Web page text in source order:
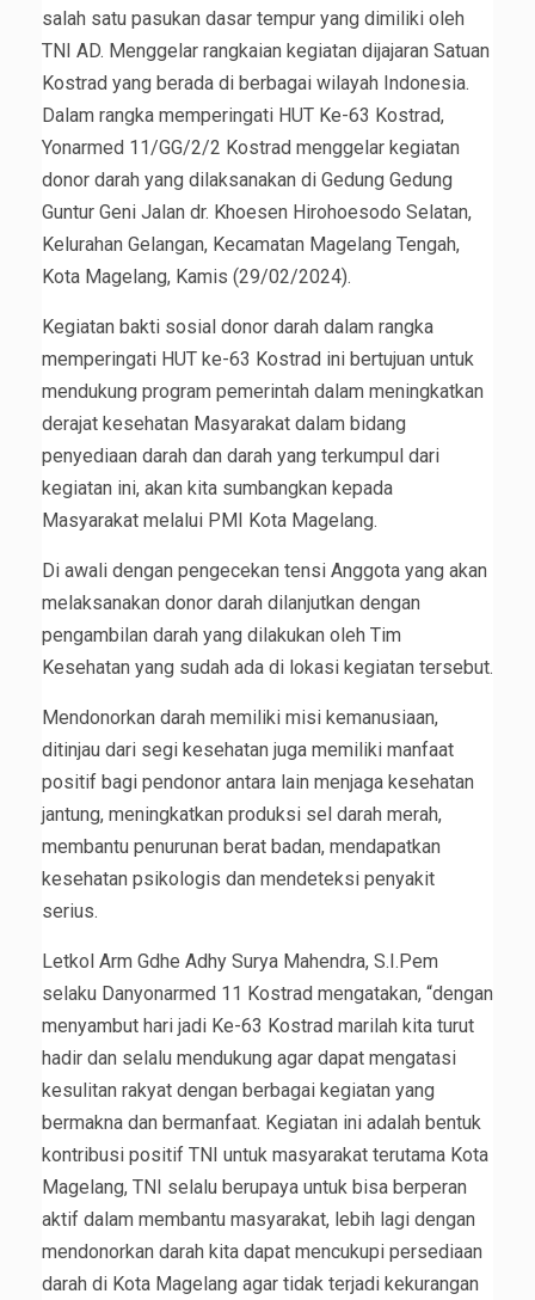
salah satu pasukan dasar tempur yang dimiliki oleh
TNI AD. Menggelar rangkaian kegiatan dijajaran Satuan
Kostrad yang berada di berbagai wilayah Indonesia.
Dalam rangka memperingati HUT Ke-63 Kostrad,
Yonarmed 11/GG/2/2 Kostrad menggelar kegiatan
donor darah yang dilaksanakan di Gedung Gedung
Guntur Geni Jalan dr. Khoesen Hirohoesodo Selatan,
Kelurahan Gelangan, Kecamatan Magelang Tengah,
Kota Magelang, Kamis (29/02/2024).
Kegiatan bakti sosial donor darah dalam rangka
memperingati HUT ke-63 Kostrad ini bertujuan untuk
mendukung program pemerintah dalam meningkatkan
derajat kesehatan Masyarakat dalam bidang
penyediaan darah dan darah yang terkumpul dari
kegiatan ini, akan kita sumbangkan kepada
Masyarakat melalui PMI Kota Magelang.
Di awali dengan pengecekan tensi Anggota yang akan
melaksanakan donor darah dilanjutkan dengan
pengambilan darah yang dilakukan oleh Tim
Kesehatan yang sudah ada di lokasi kegiatan tersebut.
Mendonorkan darah memiliki misi kemanusiaan,
ditinjau dari segi kesehatan juga memiliki manfaat
positif bagi pendonor antara lain menjaga kesehatan
jantung, meningkatkan produksi sel darah merah,
membantu penurunan berat badan, mendapatkan
kesehatan psikologis dan mendeteksi penyakit
serius.
Letkol Arm Gdhe Adhy Surya Mahendra, S.I.Pem
selaku Danyonarmed 11 Kostrad mengatakan, “dengan
menyambut hari jadi Ke-63 Kostrad marilah kita turut
hadir dan selalu mendukung agar dapat mengatasi
kesulitan rakyat dengan berbagai kegiatan yang
bermakna dan bermanfaat. Kegiatan ini adalah bentuk
kontribusi positif TNI untuk masyarakat terutama Kota
Magelang, TNI selalu berupaya untuk bisa berperan
aktif dalam membantu masyarakat, lebih lagi dengan
mendonorkan darah kita dapat mencukupi persediaan
darah di Kota Magelang agar tidak terjadi kekurangan